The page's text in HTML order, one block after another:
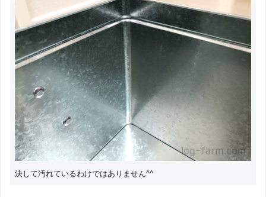
決して汚れているわけではありません^^